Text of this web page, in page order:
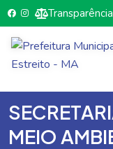
Transparência
MEIO